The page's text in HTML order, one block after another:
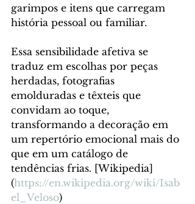
garimpos e itens que carregam
história pessoal ou familiar.
Essa sensibilidade afetiva se
traduz em escolhas por peças
herdadas, fotografias
emolduradas e têxteis que
convidam ao toque,
transformando a decoração em
um repertório emocional mais do
que em um catálogo de
tendências frias. [Wikipedia]
(https://en.wikipedia.org/wiki/Isab
el_Veloso)